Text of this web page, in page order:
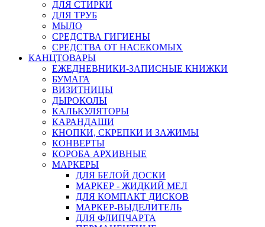
ДЛЯ СТИРКИ
ДЛЯ ТРУБ
МЫЛО
СРЕДСТВА ГИГИЕНЫ
СРЕДСТВА ОТ НАСЕКОМЫХ
КАНЦТОВАРЫ
ЕЖЕДНЕВНИКИ-ЗАПИСНЫЕ КНИЖКИ
БУМАГА
ВИЗИТНИЦЫ
ДЫРОКОЛЫ
КАЛЬКУЛЯТОРЫ
КАРАНДАШИ
КНОПКИ, СКРЕПКИ И ЗАЖИМЫ
КОНВЕРТЫ
КОРОБА АРХИВНЫЕ
МАРКЕРЫ
ДЛЯ БЕЛОЙ ДОСКИ
МАРКЕР - ЖИДКИЙ МЕЛ
ДЛЯ КОМПАКТ ДИСКОВ
МАРКЕР-ВЫДЕЛИТЕЛЬ
ДЛЯ ФЛИПЧАРТА